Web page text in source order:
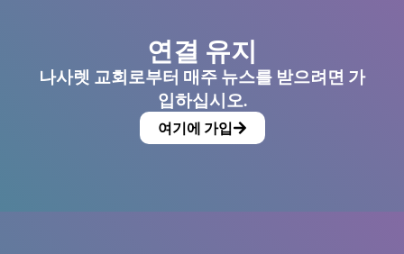
연결 유지
나사렛 교회로부터 매주 뉴스를 받으려면 가
입하십시오.
여기에 가입